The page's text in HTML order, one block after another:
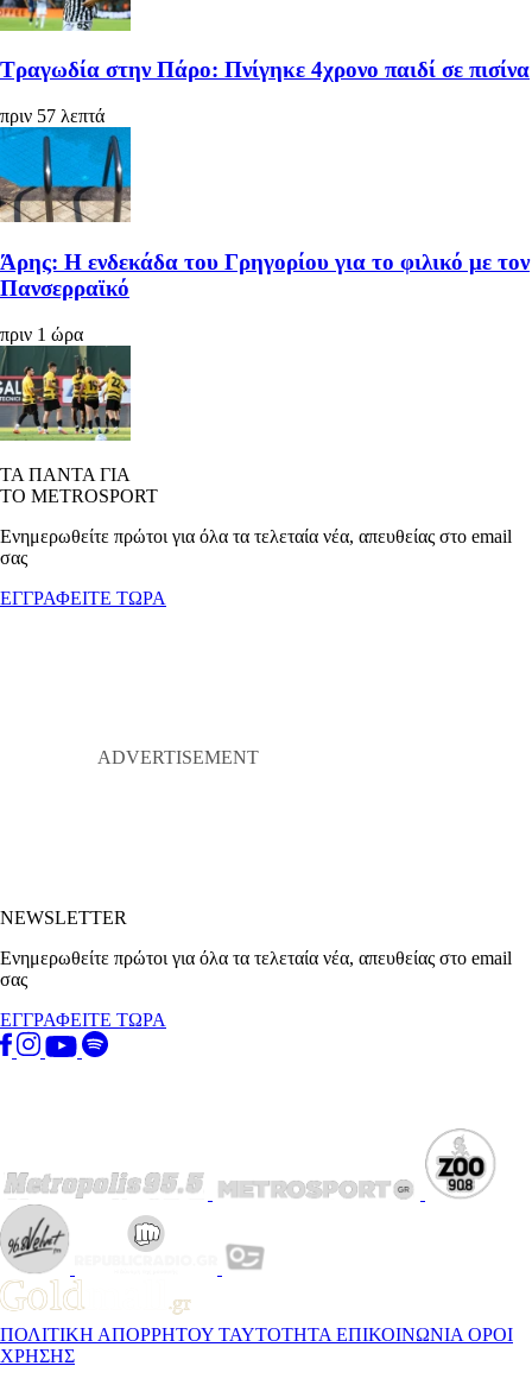
Τραγωδία στην Πάρο: Πνίγηκε 4χρονο παιδί σε πισίνα
πριν 57 λεπτά
Άρης: Η ενδεκάδα του Γρηγορίου για το φιλικό με τον
Πανσερραϊκό
πριν 1 ώρα
ΤΑ ΠΑΝΤΑ ΓΙΑ
ΤΟ METROSPORT
Ενημερωθείτε πρώτοι για όλα τα τελεταία νέα, απευθείας στο email
σας
ΕΓΓΡΑΦΕΙΤΕ ΤΩΡΑ
NEWSLETTER
Ενημερωθείτε πρώτοι για όλα τα τελεταία νέα, απευθείας στο email
σας
ΕΓΓΡΑΦΕΙΤΕ ΤΩΡΑ
ΠΟΛΙΤΙΚΗ ΑΠΟΡΡΗΤΟΥ ΤΑΥΤΟΤΗΤΑ ΕΠΙΚΟΙΝΩΝΙΑ ΟΡΟΙ
ΧΡΗΣΗΣ